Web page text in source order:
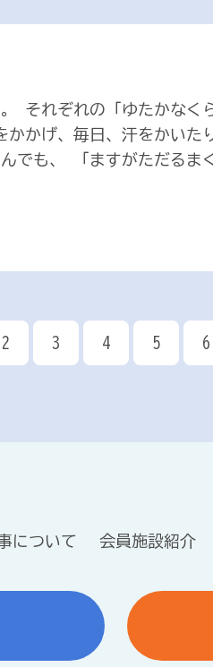
それぞれの「ゆたかな
かげ、毎日、汗をかい
でも、 「ますがただる
2 3 4 5 6
について 会員施設紹介